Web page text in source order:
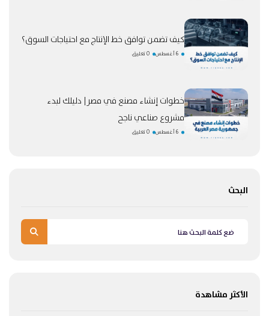
كيف تضمن توافق خط الإنتاج مع احتياجات السوق؟
6 أغسطس 0 تعليق
خطوات إنشاء مصنع في مصر| دليلك لبدء
مشروع صناعي ناجح
6 أغسطس 0 تعليق
البحث
الأكثر مشاهدة